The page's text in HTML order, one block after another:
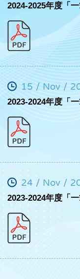
2024-2025年度「
15 / Nov /
2023-2024年度「
24 / Nov /
2023-2024年度「